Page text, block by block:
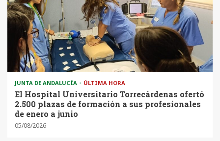
JUNTA DE ANDALUCÍA ÚLTIMA HORA
El Hospital Universitario Torrecárdenas ofertó
2.500 plazas de formación a sus profesionales
de enero a junio
05/08/2026